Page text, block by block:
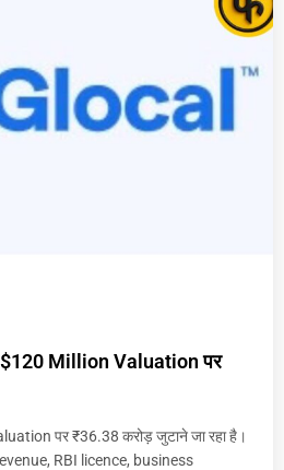
Million Valuation पर
पर ₹36.38 करोड़ जुटाने जा रहा है।
RBI licence, business